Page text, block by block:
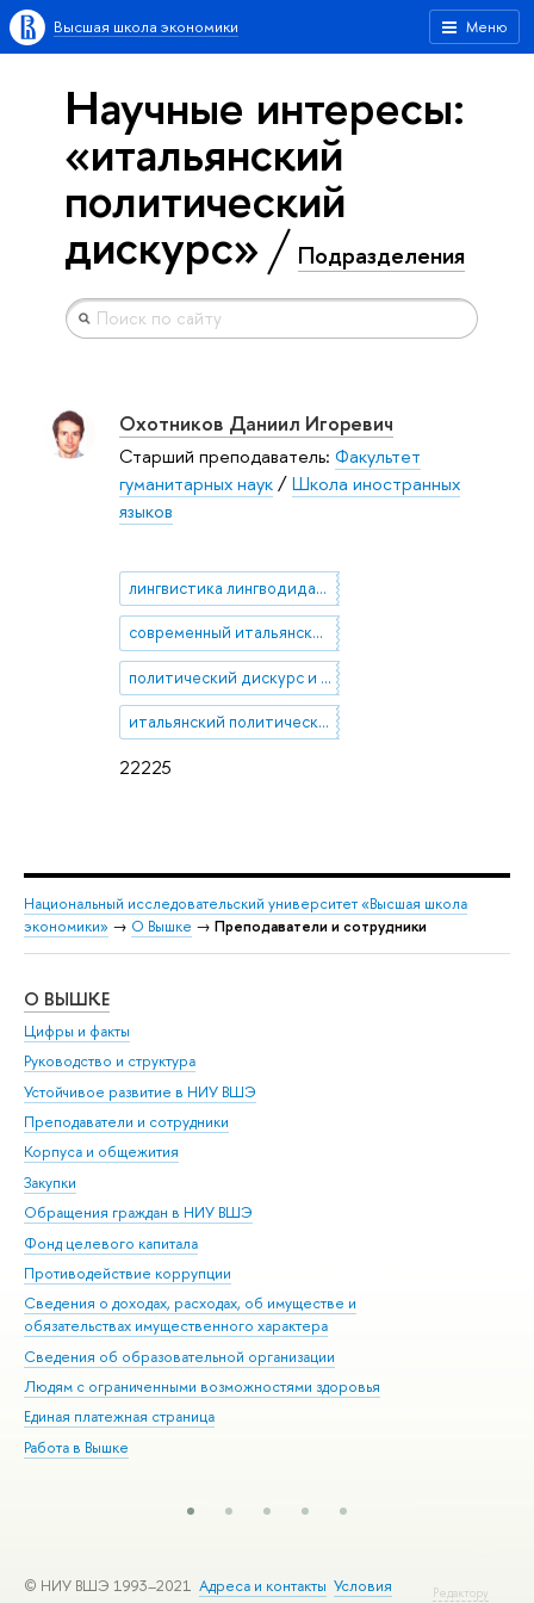
Меню
Высшая школа экономики
Научные интересы:
«итальянский
политический
дискурс» Подразделения
22225
Охотников Даниил Игоревич
Старший преподаватель: Факультет
гуманитарных наук/Школа иностранных
языков
лингвистика лингводидактика, лингвокультурология
современный итальянский язык
политический дискурс и коммуникация
итальянский политический дискурс
Национальный исследовательский университет «Высшая школа
экономики» → О Вышке → Преподаватели и сотрудники
О ВЫШКЕ
Цифры и факты
Руководство и структура
Устойчивое развитие в НИУ ВШЭ
Преподаватели и сотрудники
Корпуса и общежития
Закупки
Обращения граждан в НИУ ВШЭ
Фонд целевого капитала
Противодействие коррупции
Сведения о доходах, расходах, об имуществе и
обязательствах имущественного характера
Сведения об образовательной организации
Людям с ограниченными возможностями здоровья
Единая платежная страница
Работа в Вышке
Редактору
© НИУ ВШЭ 1993–2021 Адреса и контакты Условия